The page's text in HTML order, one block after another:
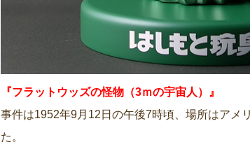
『フラットウッズの怪物（3ｍの宇宙人）』
事件は1952年9月12日の午後7時頃、場所はアメ
た。